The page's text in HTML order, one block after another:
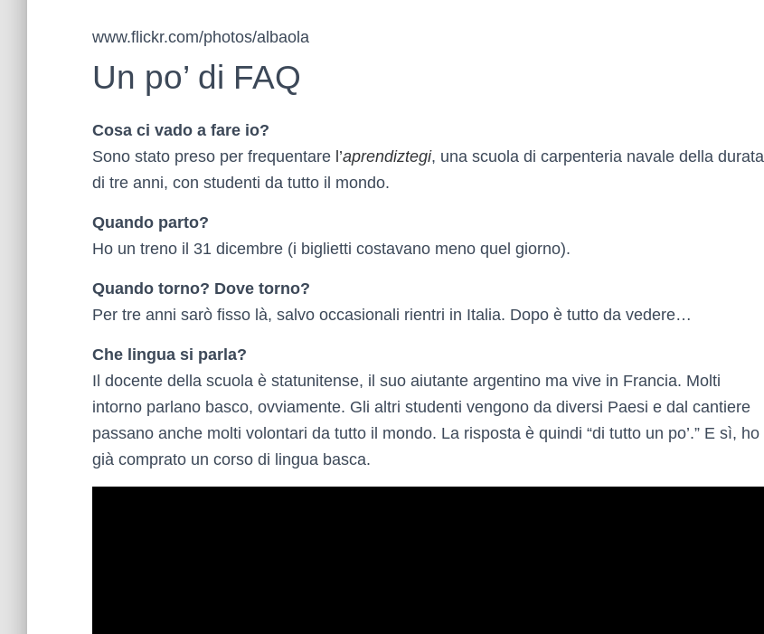
www.flickr.com/photos/albaola
Un po’ di FAQ
Cosa ci vado a fare io?
Sono stato preso per frequentare l’aprendiztegi, una scuola di carpenteria navale della durata
di tre anni, con studenti da tutto il mondo.
Quando parto?
Ho un treno il 31 dicembre (i biglietti costavano meno quel giorno).
Quando torno? Dove torno?
Per tre anni sarò fisso là, salvo occasionali rientri in Italia. Dopo è tutto da vedere…
Che lingua si parla?
Il docente della scuola è statunitense, il suo aiutante argentino ma vive in Francia. Molti
intorno parlano basco, ovviamente. Gli altri studenti vengono da diversi Paesi e dal cantiere
passano anche molti volontari da tutto il mondo. La risposta è quindi “di tutto un po’.” E sì, ho
già comprato un corso di lingua basca.